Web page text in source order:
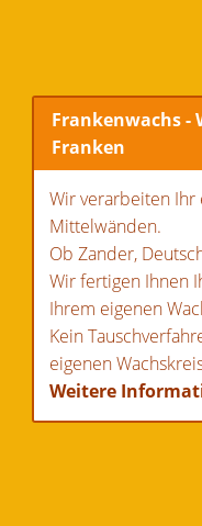
Frankenwachs -
Franken
Wir verarbeiten Ihr
Mittelwänden.
Ob Zander,
Wir fertigen Ihnen
Ihrem eigenen
Kein
eigenen
Weitere